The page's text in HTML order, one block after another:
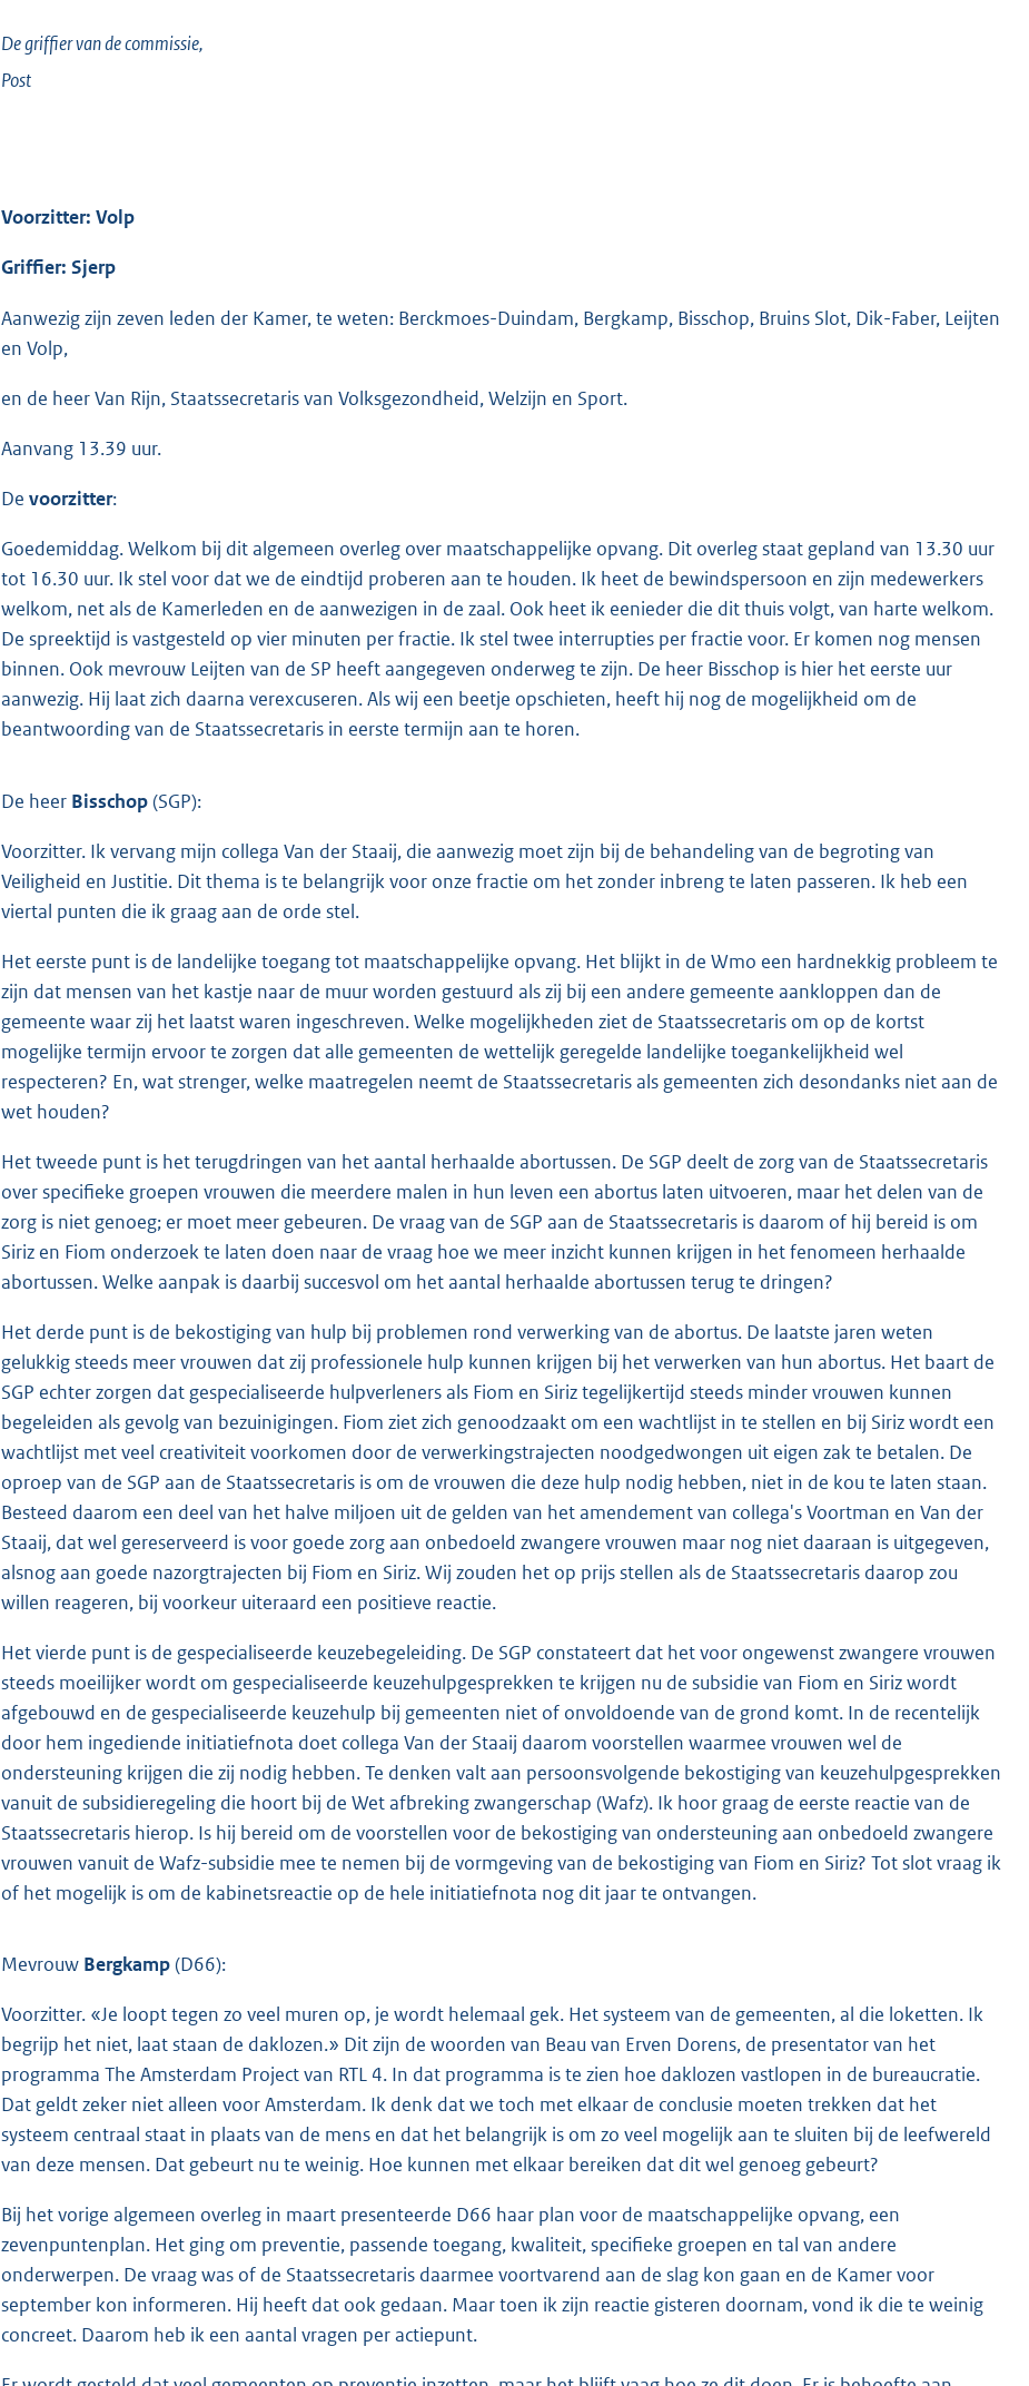
De griffier van de commissie,
Post
Voorzitter: Volp
Griffier: Sjerp
Aanwezig zijn zeven leden der Kamer, te weten: Berckmoes-Duindam, Bergkamp, Bisschop, Bruins Slot, Dik-Faber, Leijten
en Volp,
en de heer Van Rijn, Staatssecretaris van Volksgezondheid, Welzijn en Sport.
Aanvang 13.39 uur.
De voorzitter:
Goedemiddag. Welkom bij dit algemeen overleg over maatschappelijke opvang. Dit overleg staat gepland van 13.30 uur
tot 16.30 uur. Ik stel voor dat we de eindtijd proberen aan te houden. Ik heet de bewindspersoon en zijn medewerkers
welkom, net als de Kamerleden en de aanwezigen in de zaal. Ook heet ik eenieder die dit thuis volgt, van harte welkom.
De spreektijd is vastgesteld op vier minuten per fractie. Ik stel twee interrupties per fractie voor. Er komen nog mensen
binnen. Ook mevrouw Leijten van de SP heeft aangegeven onderweg te zijn. De heer Bisschop is hier het eerste uur
aanwezig. Hij laat zich daarna verexcuseren. Als wij een beetje opschieten, heeft hij nog de mogelijkheid om de
beantwoording van de Staatssecretaris in eerste termijn aan te horen.
De heer Bisschop(SGP):
Voorzitter. Ik vervang mijn collega Van der Staaij, die aanwezig moet zijn bij de behandeling van de begroting van
Veiligheid en Justitie. Dit thema is te belangrijk voor onze fractie om het zonder inbreng te laten passeren. Ik heb een
viertal punten die ik graag aan de orde stel.
Het eerste punt is de landelijke toegang tot maatschappelijke opvang. Het blijkt in de Wmo een hardnekkig probleem te
zijn dat mensen van het kastje naar de muur worden gestuurd als zij bij een andere gemeente aankloppen dan de
gemeente waar zij het laatst waren ingeschreven. Welke mogelijkheden ziet de Staatssecretaris om op de kortst
mogelijke termijn ervoor te zorgen dat alle gemeenten de wettelijk geregelde landelijke toegankelijkheid wel
respecteren? En, wat strenger, welke maatregelen neemt de Staatssecretaris als gemeenten zich desondanks niet aan de
wet houden?
Het tweede punt is het terugdringen van het aantal herhaalde abortussen. De SGP deelt de zorg van de Staatssecretaris
over specifieke groepen vrouwen die meerdere malen in hun leven een abortus laten uitvoeren, maar het delen van de
zorg is niet genoeg; er moet meer gebeuren. De vraag van de SGP aan de Staatssecretaris is daarom of hij bereid is om
Siriz en Fiom onderzoek te laten doen naar de vraag hoe we meer inzicht kunnen krijgen in het fenomeen herhaalde
abortussen. Welke aanpak is daarbij succesvol om het aantal herhaalde abortussen terug te dringen?
Het derde punt is de bekostiging van hulp bij problemen rond verwerking van de abortus. De laatste jaren weten
gelukkig steeds meer vrouwen dat zij professionele hulp kunnen krijgen bij het verwerken van hun abortus. Het baart de
SGP echter zorgen dat gespecialiseerde hulpverleners als Fiom en Siriz tegelijkertijd steeds minder vrouwen kunnen
begeleiden als gevolg van bezuinigingen. Fiom ziet zich genoodzaakt om een wachtlijst in te stellen en bij Siriz wordt een
wachtlijst met veel creativiteit voorkomen door de verwerkingstrajecten noodgedwongen uit eigen zak te betalen. De
oproep van de SGP aan de Staatssecretaris is om de vrouwen die deze hulp nodig hebben, niet in de kou te laten staan.
Besteed daarom een deel van het halve miljoen uit de gelden van het amendement van collega's Voortman en Van der
Staaij, dat wel gereserveerd is voor goede zorg aan onbedoeld zwangere vrouwen maar nog niet daaraan is uitgegeven,
alsnog aan goede nazorgtrajecten bij Fiom en Siriz. Wij zouden het op prijs stellen als de Staatssecretaris daarop zou
willen reageren, bij voorkeur uiteraard een positieve reactie.
Het vierde punt is de gespecialiseerde keuzebegeleiding. De SGP constateert dat het voor ongewenst zwangere vrouwen
steeds moeilijker wordt om gespecialiseerde keuzehulpgesprekken te krijgen nu de subsidie van Fiom en Siriz wordt
afgebouwd en de gespecialiseerde keuzehulp bij gemeenten niet of onvoldoende van de grond komt. In de recentelijk
door hem ingediende initiatiefnota doet collega Van der Staaij daarom voorstellen waarmee vrouwen wel de
ondersteuning krijgen die zij nodig hebben. Te denken valt aan persoonsvolgende bekostiging van keuzehulpgesprekken
vanuit de subsidieregeling die hoort bij de Wet afbreking zwangerschap (Wafz). Ik hoor graag de eerste reactie van de
Staatssecretaris hierop. Is hij bereid om de voorstellen voor de bekostiging van ondersteuning aan onbedoeld zwangere
vrouwen vanuit de Wafz-subsidie mee te nemen bij de vormgeving van de bekostiging van Fiom en Siriz? Tot slot vraag ik
of het mogelijk is om de kabinetsreactie op de hele initiatiefnota nog dit jaar te ontvangen.
Mevrouw Bergkamp(D66):
Voorzitter. «Je loopt tegen zo veel muren op, je wordt helemaal gek. Het systeem van de gemeenten, al die loketten. Ik
begrijp het niet, laat staan de daklozen.» Dit zijn de woorden van Beau van Erven Dorens, de presentator van het
programma The Amsterdam Project van RTL 4. In dat programma is te zien hoe daklozen vastlopen in de bureaucratie.
Dat geldt zeker niet alleen voor Amsterdam. Ik denk dat we toch met elkaar de conclusie moeten trekken dat het
systeem centraal staat in plaats van de mens en dat het belangrijk is om zo veel mogelijk aan te sluiten bij de leefwereld
van deze mensen. Dat gebeurt nu te weinig. Hoe kunnen met elkaar bereiken dat dit wel genoeg gebeurt?
Bij het vorige algemeen overleg in maart presenteerde D66 haar plan voor de maatschappelijke opvang, een
zevenpuntenplan. Het ging om preventie, passende toegang, kwaliteit, specifieke groepen en tal van andere
onderwerpen. De vraag was of de Staatssecretaris daarmee voortvarend aan de slag kon gaan en de Kamer voor
september kon informeren. Hij heeft dat ook gedaan. Maar toen ik zijn reactie gisteren doornam, vond ik die te weinig
concreet. Daarom heb ik een aantal vragen per actiepunt.